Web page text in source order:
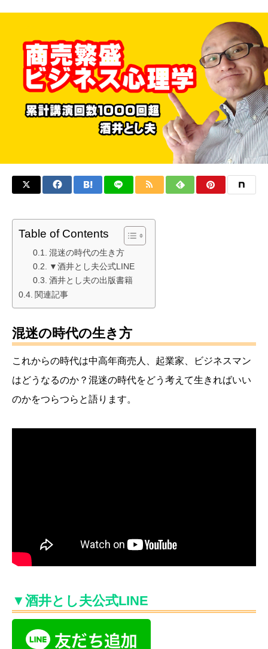
Table of Contents
混迷の時代の生き方
▼酒井とし夫公式LINE
酒井とし夫の出版書籍
関連記事
混迷の時代の生き方
これからの時代は中高年商売人、起業家、ビジネスマン
はどうなるのか？混迷の時代をどう考えて生きればいい
のかをつらつらと語ります。
▼酒井とし夫公式LINE